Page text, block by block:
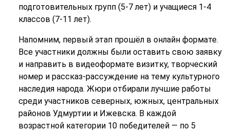
подготовительных групп (5-7 лет) и учащиеся 1-4
классов (7-11 лет).
Напомним, первый этап прошёл в онлайн формате.
Все участники должны были оставить свою заявку
и направить в видеоформате визитку, творческий
номер и рассказ-рассуждение на тему культурного
наследия народа. Жюри отбирали лучшие работы
среди участников северных, южных, центральных
районов Удмуртии и Ижевска. В каждой
возрастной категории 10 победителей — по 5